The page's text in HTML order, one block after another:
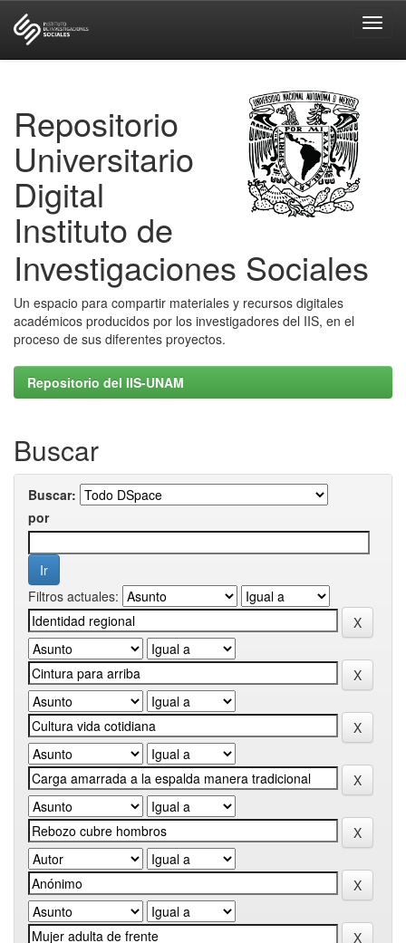
Repositorio
Universitario
Digital
Instituto de
Investigaciones Sociales
Un espacio para compartir materiales y recursos digitales
académicos producidos por los investigadores del IIS, en el
proceso de sus diferentes proyectos.
Repositorio del IIS-UNAM
Buscar
Buscar:
por
Filtros actuales: